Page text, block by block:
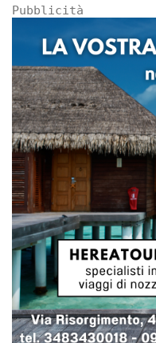
Pubblicità